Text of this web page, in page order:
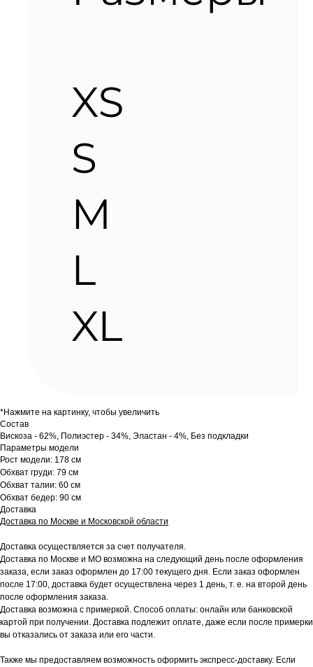
*Нажмите на картинку, чтобы увеличить
Состав
Вискоза - 62%, Полиэстер - 34%, Эластан - 4%, Без подкладки
Параметры модели
Рост модели: 178 см
Обхват груди: 79 см
Обхват талии: 60 см
Обхват бедер: 90 см
Доставка
Доставка по Москве и Московской области
Доставка осуществляется за счет получателя.
Доставка по Москве и МО возможна на следующий день после оформления
заказа, если заказ оформлен до 17:00 текущего дня. Если заказ оформлен
после 17:00, доставка будет осуществлена через 1 день, т. е. на второй день
после оформления заказа.
Доставка возможна с примеркой. Способ оплаты: онлайн или банковской
картой при получении. Доставка подлежит оплате, даже если после примерки
вы отказались от заказа или его части.
Также мы предоставляем возможность оформить экспресс-доставку. Если